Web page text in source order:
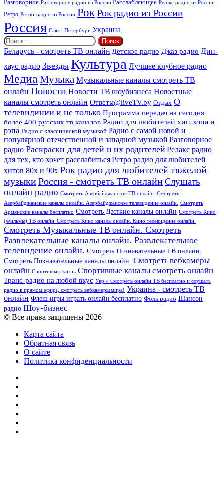
Разговорное Разговорное радио из России Расслабляющее Релакс радио из России
Ретро Ретро-радио из России РокРок радио из России
Россия Санкт-Петербург Украина
Найти:
Беларусь - смотреть ТВ онлайн Детское радио Джаз радио Дип-
хаус радио Звезды Культура Лучшее клубное радио
Медиа Музыка Музыкальные каналы смотреть ТВ
онлайн Новости Новости ТВ шоубизнеса Новостные
каналы смотреть онлайн Ответы@liveTV.by Отдых О
телевидинии и не только Программа передач на сегодня
более 400 русских тв каналов Радио для любителей хип-хопа и
рэпа Радио с классической музыкой Радио с самой новой и
популярной отечественной и западной музыкой Разговорное
радио Раскраски для детей и их родителей Релакс радио
для тех, кто хочет расслабиться Ретро радио для любителей
хитов 80х и 90х Рок радио для любителей тяжелой
музыкиРоссия - смотреть ТВ онлайнСлушать
онлайн радио Смотреть Азербайджанское ТВ онлайн. Смотреть
Азербайджанские каналы онлайн. Азербайджанское телевидение онлайн.
Смотреть
Армянские каналы бесплатно Смотреть Десткие каналы онлайн Смотреть Кино
(Фильмы) ТВ онлайн. Смотреть Кино каналы онлайн. Кино телевидение онлайн.
Смотреть Музыкальные ТВ онлайн. Смотреть
Развлекательные каналы онлайн. Развлекательное
телевидение онлайн. Смотреть Познавательные ТВ онлайн.
Смотреть Познавательные каналы онлайн. Смотреть вебкамеры
онлайн Спортивная жизнь Спортивные каналы смотреть онлайн
Транс-радио на любой вкус Укр » Смотреть онлайн ТВ бесплатно и слушать
радио в прямом эфире, смотреть вебкамеры мира! Украина - смотреть ТВ
онлайн Флеш игры играть онлайн бесплатно Фолк радио Шансон
радио Шоу-бизнес
© Все права защищены 2026
Карта сайта
Обратная связь
О сайте
Политика конфиденциальности